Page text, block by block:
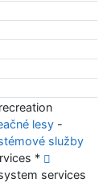
lesy-
služby
*
services